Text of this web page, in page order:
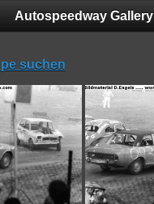
Autospeedway Gallery
suchen